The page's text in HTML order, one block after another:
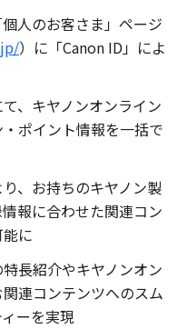
人のお客さま」ページ
）に「Canon ID」によ
、キヤノンオンライン
ポイント情報を一括で
、お持ちのキヤノン製
報に合わせた関連コン
に
長紹介やキヤノンオン
連コンテンツへのスム
ーを実現